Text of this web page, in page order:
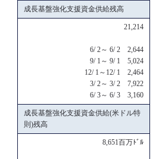
成長基盤強化支援資金供給残高
21,214
6/ 2～ 6/ 2 2,644
9/ 1～ 9/ 1 5,024
12/ 1～12/ 1 2,464
3/ 2～ 3/ 2 7,922
6/ 3～ 6/ 3 3,160
成長基盤強化支援資金供給(米ドル特
則)残高
8,651百万ﾄﾞﾙ